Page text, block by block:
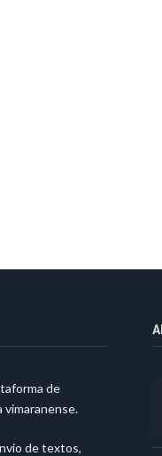
de
vimaranense.
de textos,